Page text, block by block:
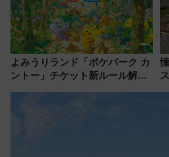
よみうりランド「ポケパーク カ
ントー」チケット新ルール解